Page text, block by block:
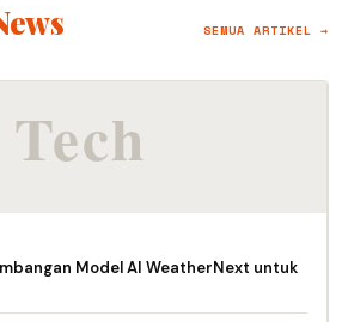
SEMUA ARTIKEL →
Model AI WeatherNext untuk